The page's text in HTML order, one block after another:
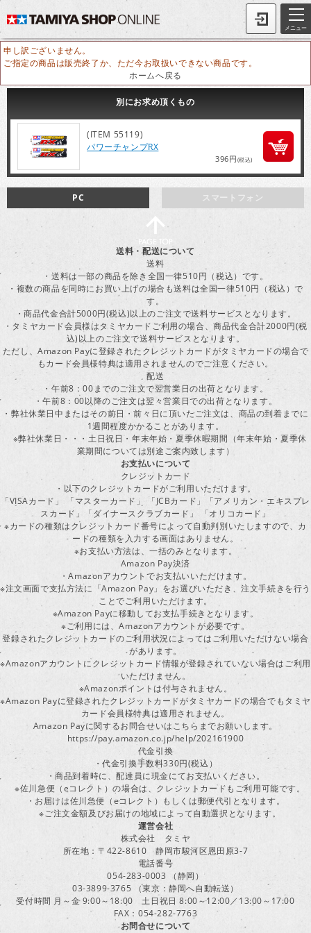
メニュー
申し訳ございません。
ご指定の商品は販売終了か、ただ今お取扱いできない商品です。
ホームへ戻る
別にお求め頂くもの
(ITEM 55119)
パワーチャンプRX
396円(税込)
スマートフォン
PC
送料・配送について
送料
・送料は一部の商品を除き全国一律510円（税込）です。
・複数の商品を同時にお買い上げの場合も送料は全国一律510円（税込）で
す。
・商品代金合計5000円(税込)以上のご注文で送料サービスとなります。
・タミヤカード会員様はタミヤカードご利用の場合、商品代金合計2000円(税
込)以上のご注文で送料サービスとなります。
ただし、Amazon Payに登録されたクレジットカードがタミヤカードの場合で
もカード会員様特典は適用されませんのでご注意ください。
配送
・午前8：00までのご注文で翌営業日の出荷となります。
・午前8：00以降のご注文は翌々営業日での出荷となります。
・弊社休業日中またはその前日・前々日に頂いたご注文は、商品の到着までに
1週間程度かかることがあります。
※弊社休業日・・・土日祝日・年末年始・夏季休暇期間（年末年始・夏季休
業期間については別途ご案内致します）
お支払いについて
クレジットカード
・以下のクレジットカードがご利用いただけます。
「VISAカード」 「マスターカード」 「JCBカード」「アメリカン・エキスプレ
スカード」「ダイナースクラブカード」 「オリコカード」
※カードの種類はクレジットカード番号によって自動判別いたしますので、カ
ードの種類を入力する画面はありません。
※お支払い方法は、一括のみとなります。
Amazon Pay決済
・Amazonアカウントでお支払いいただけます。
※注文画面で支払方法に「Amazon Pay」をお選びいただき、注文手続きを行う
ことでご利用いただけます。
※Amazon Payに移動してお支払手続きとなります。
※ご利用には、Amazonアカウントが必要です。
登録されたクレジットカードのご利用状況によってはご利用いただけない場合
があります。
※Amazonアカウントにクレジットカード情報が登録されていない場合はご利用
いただけません。
※Amazonポイントは付与されません。
※Amazon Payに登録されたクレジットカードがタミヤカードの場合でもタミヤ
カード会員様特典は適用されません。
Amazon Payに関するお問合せいはこちらまでお願いします。
https://pay.amazon.co.jp/help/202161900
代金引換
・代金引換手数料330円(税込）
・商品到着時に、配達員に現金にてお支払いください。
※佐川急便（eコレクト）の場合は、クレジットカードもご利用可能です。
・お届けは佐川急便（eコレクト）もしくは郵便代引となります。
※ご注文金額及びお届けの地域によって自動選択となります。
運営会社
株式会社 タミヤ
所在地：〒422-8610 静岡市駿河区恩田原3-7
電話番号
054-283-0003 （静岡）
03-3899-3765 （東京：静岡へ自動転送）
受付時間 月～金 9:00～18:00 土日祝日 8:00～12:00／13:00～17:00
FAX：054-282-7763
お問合せについて